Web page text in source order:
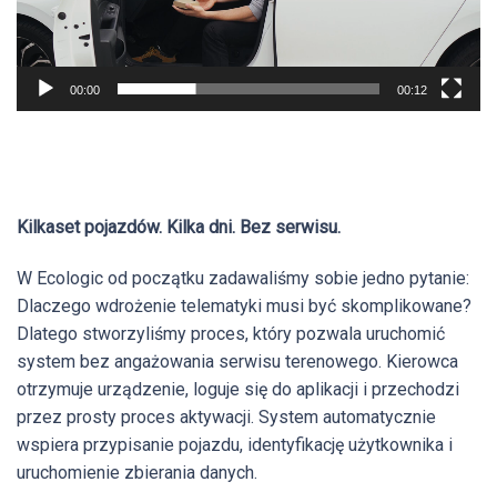
00:00 00:12
Kilkaset pojazdów. Kilka dni. Bez serwisu.
W Ecologic od początku zadawaliśmy sobie jedno pytanie:
Dlaczego wdrożenie telematyki musi być skomplikowane?
Dlatego stworzyliśmy proces, który pozwala uruchomić
system bez angażowania serwisu terenowego. Kierowca
otrzymuje urządzenie, loguje się do aplikacji i przechodzi
przez prosty proces aktywacji. System automatycznie
wspiera przypisanie pojazdu, identyfikację użytkownika i
uruchomienie zbierania danych.